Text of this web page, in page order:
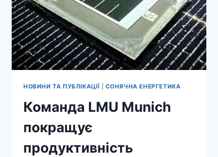
НОВИНИ ТА ПУБЛІКАЦІЇ| СОНЯЧНА ЕНЕРГЕТИКА
Команда LMU Munich
покращує
продуктивність